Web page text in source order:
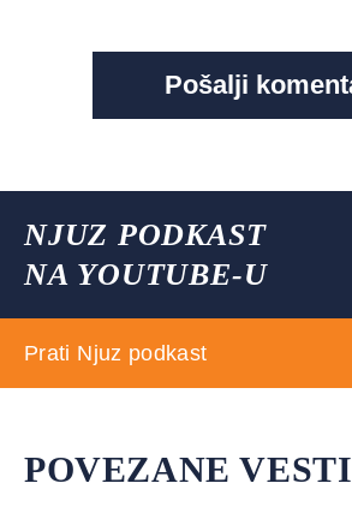
NJUZ PODKAST
NA YOUTUBE-U
Prati Njuz podkast
POVEZANE VESTI